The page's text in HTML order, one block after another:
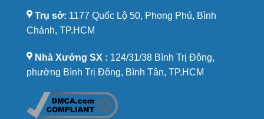
Trụ sở: 1177 Quốc Lộ 50, Phong Phú, Bình
Chánh, TP.HCM
Nhà Xưởng SX : 124/31/38 Bình Trị Đông,
phường Bình Trị Đông, Bình Tân, TP.HCM